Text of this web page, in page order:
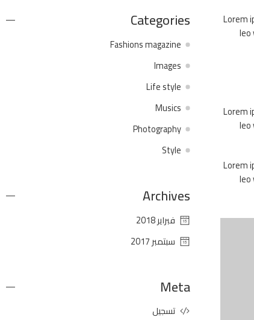
Lorem
leo
Lorem
leo
Lorem
leo
Categories
Fashions magazine
Images
Life style
Musics
Photography
Style
Archives
فبراير 2018
سبتمبر 2017
Meta
تسجيل